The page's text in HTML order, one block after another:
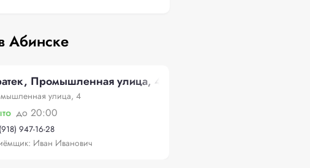
Абинске
Промышленная улица, 4
улица, 4
до 20:00
947-16-28
Иван Иванович